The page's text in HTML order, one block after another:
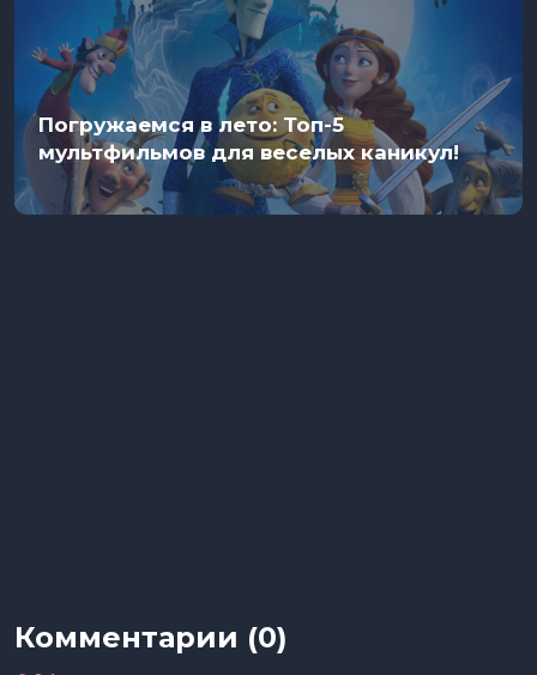
Погружаемся в лето: Топ-5
мультфильмов для веселых каникул!
Комментарии (0)